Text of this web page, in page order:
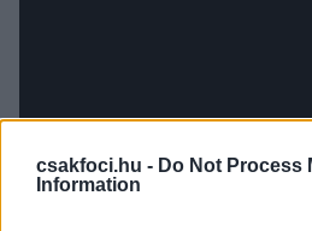
csakfoci.hu - Do Not Process
Information